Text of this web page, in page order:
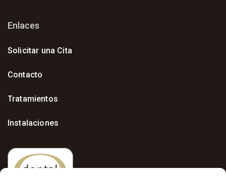
Enlaces
Solicitar una Cita
Contacto
Tratamientos
Instalaciones